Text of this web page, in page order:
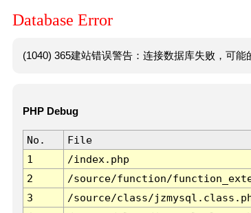
Database Error
(1040) 365建站错误警告：连接数据库失败，可
PHP Debug
No. File
1
/index.php
2
/source/function/
3
/source/class/